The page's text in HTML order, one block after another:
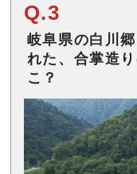
Q.3
岐阜県の白川
れた、合掌造
こ？